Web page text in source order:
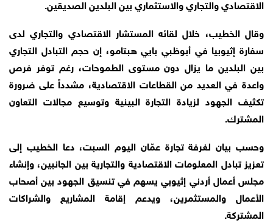
الاقتصادي والتجاري والاستثماري بين البلدين الصديقين.
وقال الخطيب، خلال لقائه المستشار الاقتصادي والتجاري لدى
سفارة إثيوبيا في أبوظبي بايي هبتامو، إن حجم التبادل التجاري
بين البلدين ما يزال دون مستوى الطموحات، رغم توفر فرص
واعدة في العديد من القطاعات الاقتصادية، مشدداً على ضرورة
تكثيف الجهود لزيادة التجارة البينية وتوسيع مجالات التعاون
المشترك.
وحسب بيان لغرفة تجارة عمّان اليوم السبت، دعا الخطيب إلى
تعزيز تبادل المعلومات الاقتصادية والتجارية بين الجانبين، وإنشاء
مجلس أعمال أردني إثيوبي يسهم في تنسيق الجهود بين أصحاب
الأعمال والمستثمرين، ويدعم إقامة المشاريع والشراكات
المشتركة.